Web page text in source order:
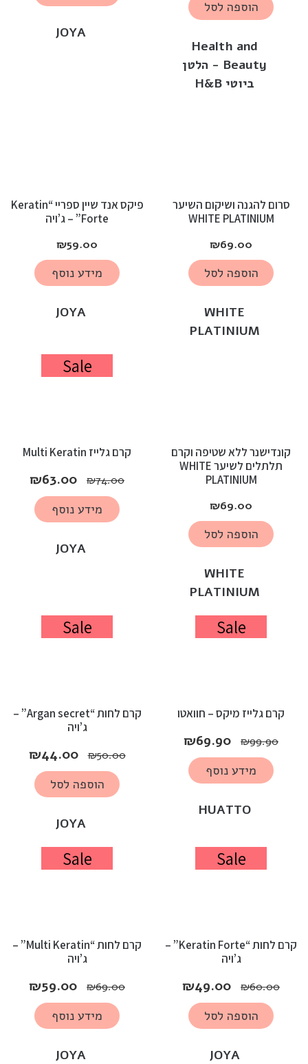
Health and
Beauty - הלטן
ביוטי H&B
הוספה לסל
JOYA
WHITE
PLATINIUM
סרום להגנה ושיקום השיער
WHITE PLATINIUM
₪69.00
הוספה לסל
JOYA
פיקס אנד שיין ספריי “Keratin
Forte” – ג’ויה
₪59.00
מידע נוסף
WHITE
PLATINIUM
קונדישנר ללא שטיפה וקרם
תלתלים לשיער WHITE
PLATINIUM
₪69.00
הוספה לסל
Sale
JOYA
קרם גלייז Multi Keratin
₪74.00
₪63.00
מידע נוסף
Sale
HUATTO
קרם גלייז מיקס – חוואטו
₪99.90
₪69.90
מידע נוסף
Sale
JOYA
קרם לחות “Argan secret” –
ג’ויה
₪50.00
₪44.00
הוספה לסל
Sale
JOYA
קרם לחות “Keratin Forte” –
ג’ויה
₪60.00
₪49.00
הוספה לסל
Sale
JOYA
קרם לחות “Multi Keratin” –
ג’ויה
₪69.00
₪59.00
מידע נוסף